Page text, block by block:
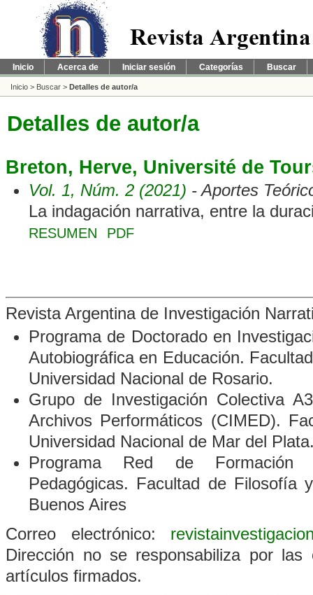
Inicio Acerca de Iniciar sesión Categorías Buscar
Inicio > Buscar > Detalles de autor/a
Detalles de autor/a
Breton, Herve, Université de
Vol. 1, Núm. 2 (2021) - Aportes
La indagación narrativa, entre la
RESUMEN PDF
Revista Argentina de Investigación
Programa de Doctorado en
Autobiográfica en Educación.
Universidad Nacional de Rosario.
Grupo de Investigación Colectiva
Archivos Performáticos (CIMED).
Universidad Nacional de Mar del
Programa Red de Formación
Pedagógicas. Facultad de Filosofía
Buenos Aires
Correo electrónico:
Dirección no se responsabiliza por las
artículos firmados.